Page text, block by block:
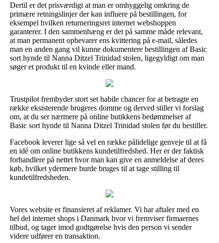
Dertil er det prisværdigt at man er omhyggelig omkring de
primære retningslinjer der kan influere på bestillingen, for
eksempel hvilken returneringsret internet webshoppen
garanterer. I den sammenhæng er det på samme måde relevant,
at man permanent opbevarer ens kvittering på e-mail, således
man en anden gang vil kunne dokumentere bestillingen af Basic
sort hynde til Nanna Ditzel Trinidad stolen, ligegyldigt om man
søger et produkt til en kvinde eller mand.
Trustpilot frembyder stort set habile chancer for at betragte en
række eksisterende brugeres domme og derved stiller vi forslag
om, at du ser nærmere på online butikkens bedømmelser af
Basic sort hynde til Nanna Ditzel Trinidad stolen før du bestiller.
Facebook leverer lige så vel en række pålidelige genveje til at få
en idé om online butikkens kundetilfredshed. Her er der faktisk
forhandlere på nettet hvor man kan give en anmeldelse af deres
køb, hvilket ydermere burde bruges til at tage stilling til
kundetilfredsheden.
Vores website er finansieret af reklamer. Vi har aftaler med en
hel del internet shops i Danmark hvor vi fremviser firmaernes
tilbud, og tager imod godtgørelse hvis den person vi sender
videre udfører en transaktion.